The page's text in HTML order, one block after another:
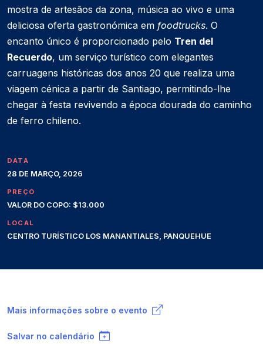
mostra de artesãos da zona, música ao vivo e uma
deliciosa oferta gastronómica em foodtrucks. O
encanto único é proporcionado pelo Tren del
Recuerdo, um serviço turístico com elegantes
carruagens históricas dos anos 20 que realiza uma
viagem cénica a partir de Santiago, permitindo-lhe
chegar à festa revivendo a época dourada do caminho
de ferro chileno.
DATA
28 DE MARÇO, 2026
PREÇO
VALOR DO COPO: $13.000
LOCAL
CENTRO TURÍSTICO LOS MANANTIALES, PANQUEHUE
Mais informações sobre o evento
Salvar no calendário